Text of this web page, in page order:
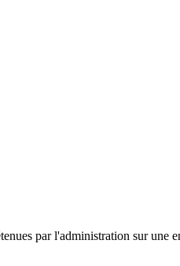
par l'administration sur une